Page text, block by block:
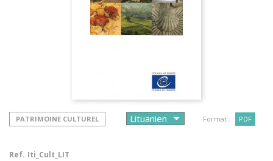
PATRIMOINE CULTUREL Format : PDF
Ref. Iti_Cult_LIT